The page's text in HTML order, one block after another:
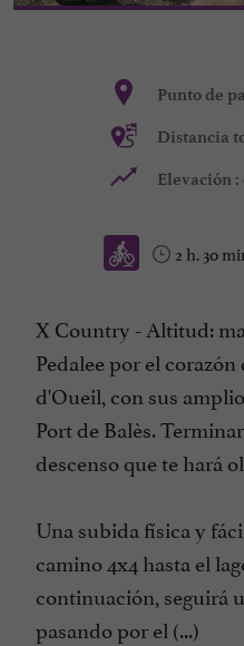
Punto de
Distancia
Elevación :
2 h. 30
X Country - Altitud:
Pedalee por el
d'Oueil, con sus
Port de Balès.
descenso que te hará
Una subida física y
camino 4x4 hasta el
continuación, seguirá
pasando por el (...)